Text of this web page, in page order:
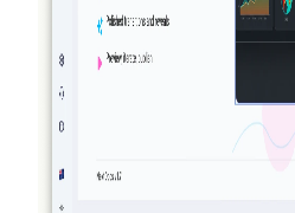
2026-03-14
NextDocs v1.7.0：动态
功能
为演示文稿中的任何对象添加
NextDocs v1.7.0 带来了动态
计的营销体验。